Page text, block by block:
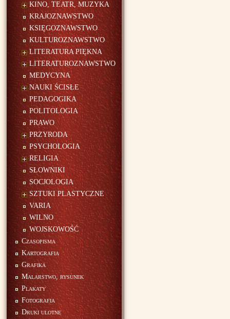
KINO, TEATR, MUZYKA
KRAJOZNAWSTWO
KSIĘGOZNAWSTWO
KULTUROZNAWSTWO
LITERATURA PIĘKNA
LITERATUROZNAWSTWO
MEDYCYNA
NAUKI ŚCISŁE
PEDAGOGIKA
POLITOLOGIA
PRAWO
PRZYRODA
PSYCHOLOGIA
RELIGIA
SŁOWNIKI
SOCJOLOGIA
SZTUKI PLASTYCZNE
VARIA
WILNO
WOJSKOWOŚĆ
Czasopisma
Kartografia
Grafika
Malarstwo, rysunek
Plakaty
Fotografia
Druki ulotne